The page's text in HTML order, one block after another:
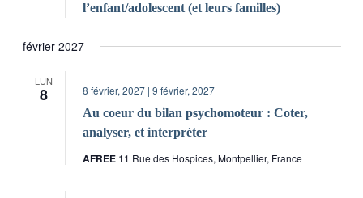
l’enfant/adolescent (et leurs familles)
février 2027
LUN
8
Au coeur du bilan psychomoteur : Coter,
analyser, et interpréter
8 février, 2027| 9 février, 2027
AFREE 11 Rue des Hospices, Montpellier, France